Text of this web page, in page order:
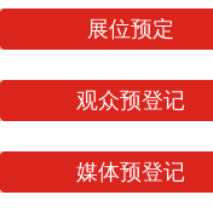
展位预定
观众预登记
媒体预登记